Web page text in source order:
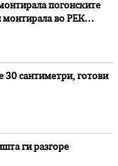
погонските
монтирала во РЕК
30 сантиметри, готови
ги разгоре